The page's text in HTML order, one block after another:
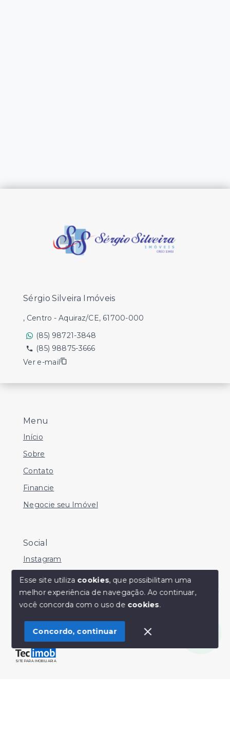
Olá! Estamos disponíveis para te ajudar.
Menu
Início
Sobre
Contato
Financie
Negocie seu Imóvel
Social
Instagram
Facebook
Youtube
© Copyright 2026 - Sérgio Silveira Imóveis - Todos os
direitos reservados
SITE PARA IMOBILIARIA
Sérgio Silveira Imóveis
, Centro - Aquiraz/CE, 61700-000
(85) 98721-3848
(85) 98875-3666
Ver e-mail
Esse site utiliza cookies, que possibilitam uma
melhor experiência de navegação.Ao continuar,
você concorda com o uso de cookies.
Concordo, continuar